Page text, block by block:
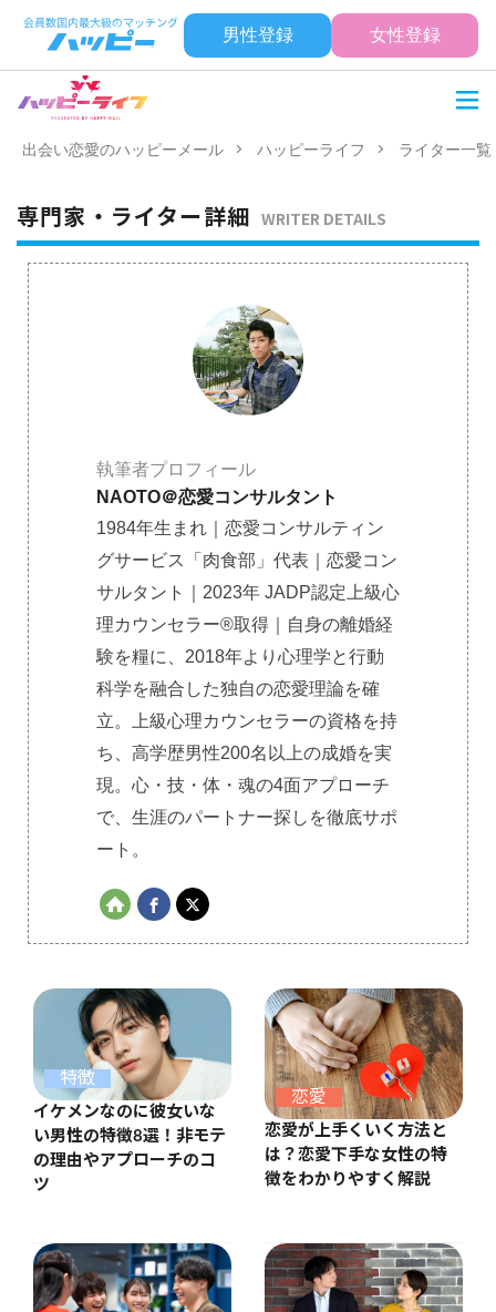
男性登録 女性登録
出会い恋愛のハッピーメール ハッピーライフ ライター一覧
専門家・ライター詳細 WRITER DETAILS
執筆者プロフィール
NAOTO＠恋愛コンサルタント
1984年生まれ｜恋愛コンサルティン
グサービス「肉食部」代表｜恋愛コン
サルタント｜2023年 JADP認定上級心
理カウンセラー®取得｜自身の離婚経
験を糧に、2018年より心理学と行動
科学を融合した独自の恋愛理論を確
立。上級心理カウンセラーの資格を持
ち、高学歴男性200名以上の成婚を実
現。心・技・体・魂の4面アプローチ
で、生涯のパートナー探しを徹底サポ
ート。
特徴
イケメンなのに彼女いな
い男性の特徴8選！非モテ
の理由やアプローチのコ
ツ
恋愛
恋愛が上手くいく方法と
は？恋愛下手な女性の特
徴をわかりやすく解説